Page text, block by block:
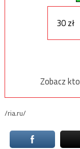
30 zł
Zobacz
/ria.ru/